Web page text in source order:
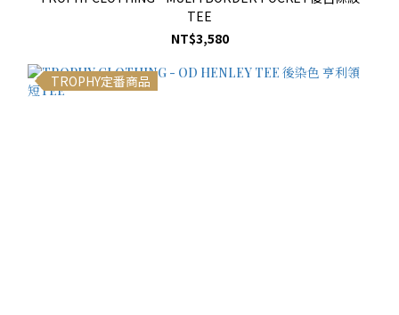
TEE
NT$3,580
TROPHY定番商品